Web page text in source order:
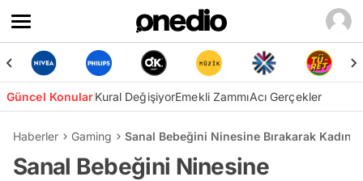
Güncel KonularKural DeğişiyorEmekli ZammıAcı Gerçekler
Haberler Gaming Sanal Bebeğini Ninesine Bırakarak
Sanal Bebeğini Ninesine